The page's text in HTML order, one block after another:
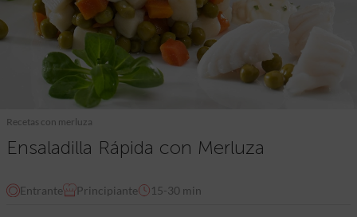
Recetas con merluza
Ensaladilla Rápida con Merluza
Entrante Principiante 15-30 min